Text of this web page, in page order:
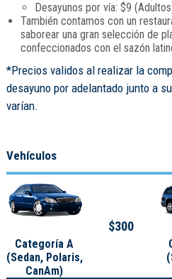
Desayunos por vía: $9
También contamos con un
saborear una gran selección de
confeccionados con el sazón
*Precios validos al realizar la
desayuno por adelantado junto a
varían.
Vehículos
Categoría A
(Sedan, Polaris,
CanAm)
$300